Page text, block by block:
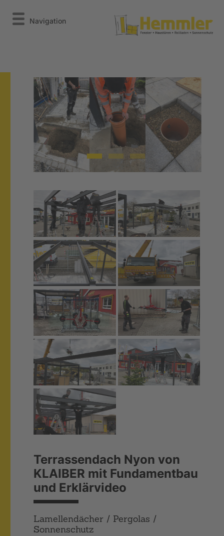
Navigation
Terrassendach Nyon von
KLAIBER mit Fundamentbau
und Erklärvideo
Lamellendächer / Pergolas /
Sonnenschutz